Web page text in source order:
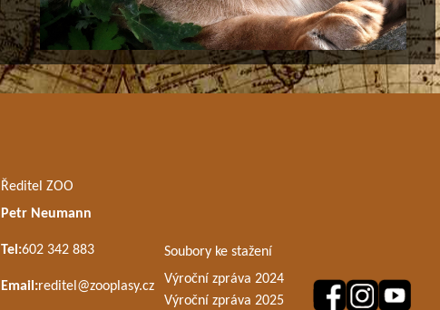
Ředitel ZOO
Petr Neumann
Tel:602 342 883
Email:reditel@zooplasy.cz
Soubory ke stažení
Výroční zpráva 2024
Výroční zpráva 2025